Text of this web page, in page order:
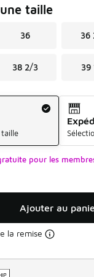
taille
36 36
38 2/3 39
pour les
Ajouter au
la remise